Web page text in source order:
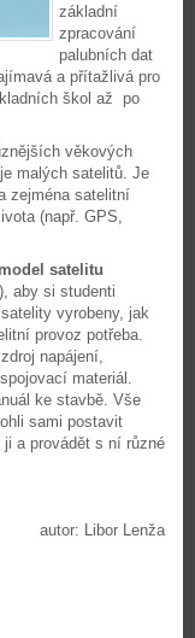
základní
zpracování
palubních dat
a přítažlivá pro
škol až po
věkových
malých satelitů. Je
zejména satelitní
(např. GPS,
satelitu
aby si studenti
vyrobeny, jak
provoz potřeba.
napájení,
materiál.
ke stavbě. Vše
sami postavit
a provádět s ní různé
autor: Libor Lenža